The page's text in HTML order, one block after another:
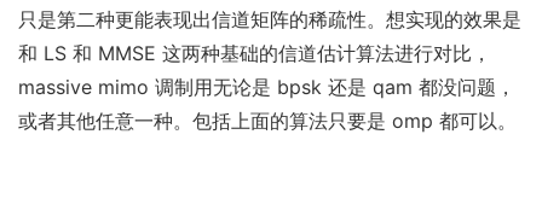
只是第二种更能表现出信道矩阵的稀疏性。想实现的效果是
和 LS 和 MMSE 这两种基础的信道估计算法进行对比，
massive mimo 调制用无论是 bpsk 还是 qam 都没问题，
或者其他任意一种。包括上面的算法只要是 omp 都可以。